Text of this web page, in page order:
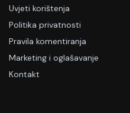
Uvjeti korištenja
Politika privatnosti
Pravila komentiranja
Marketing i oglašavanje
Kontakt